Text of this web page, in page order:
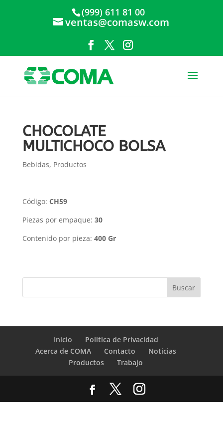
(999) 611 81 00
ventas@comasw.com
CHOCOLATE
MULTICHOCO BOLSA
Bebidas, Productos
Código: CH59
Piezas por empaque: 30
Contenido por pieza: 400 Gr
Inicio
Política de Privacidad
Acerca de COMA
Contacto
Noticias
Productos
Trabajo